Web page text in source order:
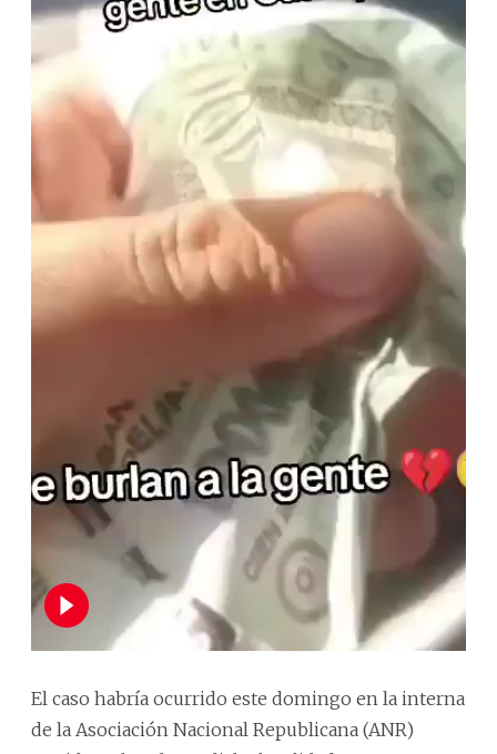
El caso habría ocurrido este domingo en la interna
de la Asociación Nacional Republicana (ANR)